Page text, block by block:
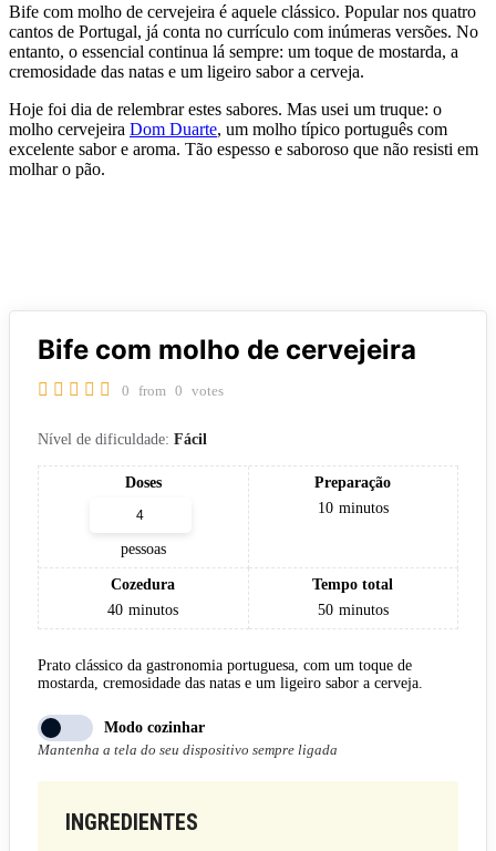
Bife com molho de cervejeira é aquele clássico. Popular nos quatro
cantos de Portugal, já conta no currículo com inúmeras versões. No
entanto, o essencial continua lá sempre: um toque de mostarda, a
cremosidade das natas e um ligeiro sabor a cerveja.
Hoje foi dia de relembrar estes sabores. Mas usei um truque: o
molho cervejeira Dom Duarte, um molho típico português com
excelente sabor e aroma. Tão espesso e saboroso que não resisti em
molhar o pão.
Bife com molho de cervejeira
0 from 0 votes
Nível de dificuldade: Fácil
Doses
pessoas
Preparação
10 minutos
Cozedura
40 minutos
Tempo total
50 minutos
Prato clássico da gastronomia portuguesa, com um toque de
mostarda, cremosidade das natas e um ligeiro sabor a cerveja.
Modo cozinhar
Mantenha a tela do seu dispositivo sempre ligada
INGREDIENTES